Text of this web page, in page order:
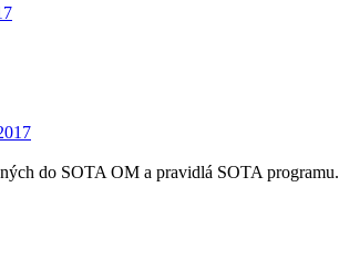
do SOTA OM a pravidlá SOTA programu.